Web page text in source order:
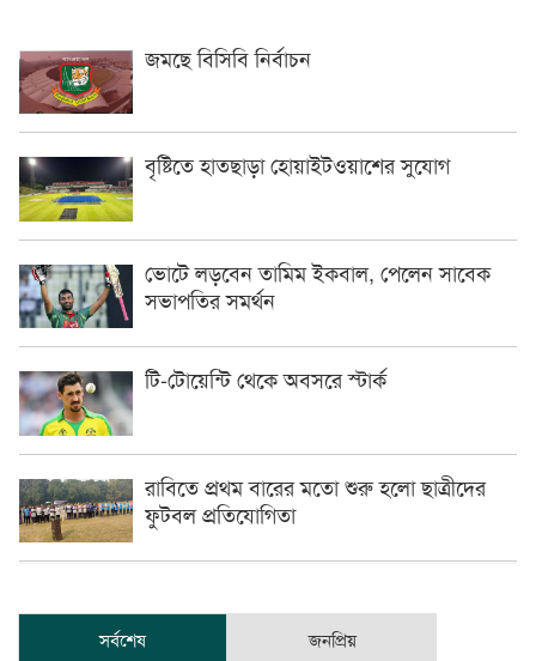
জমছে বিসিবি নির্বাচন
বৃষ্টিতে হাতছাড়া হোয়াইটওয়াশের সুযোগ
ভোটে লড়বেন তামিম ইকবাল, পেলেন সাবেক
সভাপতির সমর্থন
টি-টোয়েন্টি থেকে অবসরে স্টার্ক
রাবিতে প্রথম বারের মতো শুরু হলো ছাত্রীদের
ফুটবল প্রতিযোগিতা
সর্বশেষ জনপ্রিয়